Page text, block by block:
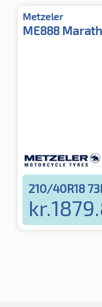
Metzeler
ME888
210/40R18
kr.